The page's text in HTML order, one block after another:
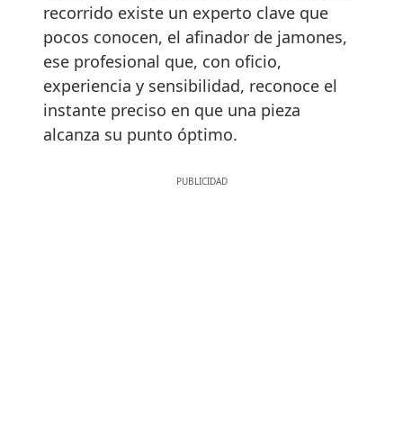
recorrido existe un experto clave que
pocos conocen, el afinador de jamones,
ese profesional que, con oficio,
experiencia y sensibilidad, reconoce el
instante preciso en que una pieza
alcanza su punto óptimo.